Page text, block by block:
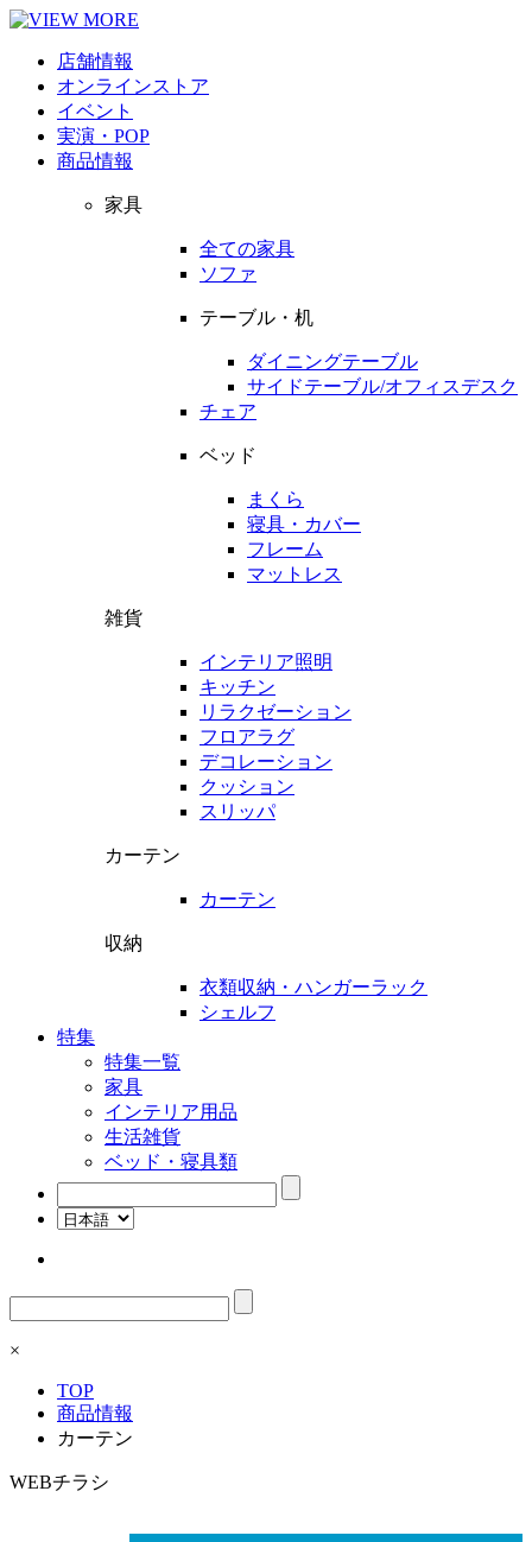
店舗情報
オンラインストア
イベント
実演・POP
商品情報
家具
全ての家具
ソファ
テーブル・机
ダイニングテーブル
サイドテーブル/オフィスデスク
チェア
ベッド
まくら
寝具・カバー
フレーム
マットレス
雑貨
インテリア照明
キッチン
リラクゼーション
フロアラグ
デコレーション
クッション
スリッパ
カーテン
カーテン
収納
衣類収納・ハンガーラック
シェルフ
特集
特集一覧
家具
インテリア用品
生活雑貨
ベッド・寝具類
検
索:
検
索:
×
TOP
商品情報
カーテン
WEBチラシ